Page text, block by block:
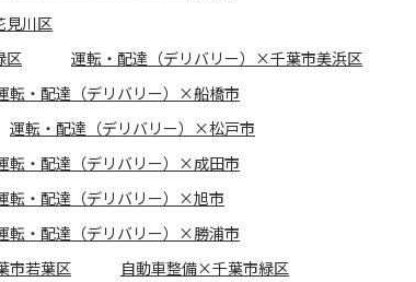
見川区
区
運転・配達（デリバリー）×千葉市美浜区
転・配達（デリバリー）×船橋市
運転・配達（デリバリー）×松戸市
転・配達（デリバリー）×成田市
転・配達（デリバリー）×旭市
転・配達（デリバリー）×勝浦市
市若葉区
自動車整備×千葉市緑区